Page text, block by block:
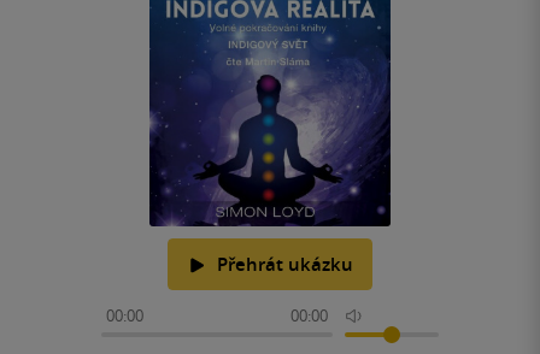
Přehrát ukázku
00:00 00:00